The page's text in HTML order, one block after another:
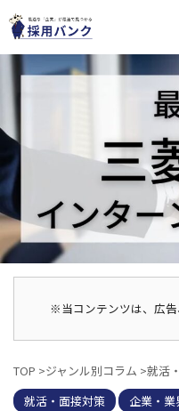
※当コンテンツは、広告
TOP >ジャンル別コラム >就活
就活・面接対策
企業・